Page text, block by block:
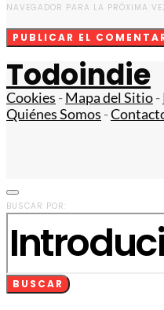
NAVEGADOR PARA LA PRÓXIMA
Todoindie
Cookies -Mapa del Sitio-
Quiénes Somos -
BUSCAR POR:
BUSCAR